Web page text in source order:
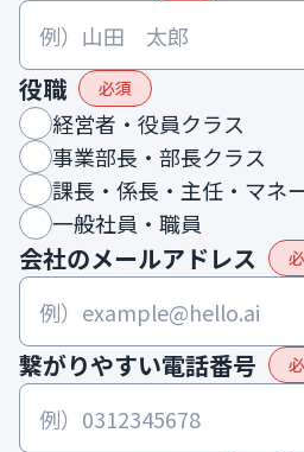
役職 必須
経営者・役員クラス
事業部長・部長クラス
課長・係長・主任・マネ
一般社員・職員
会社のメールアドレス
繋がりやすい電話番号